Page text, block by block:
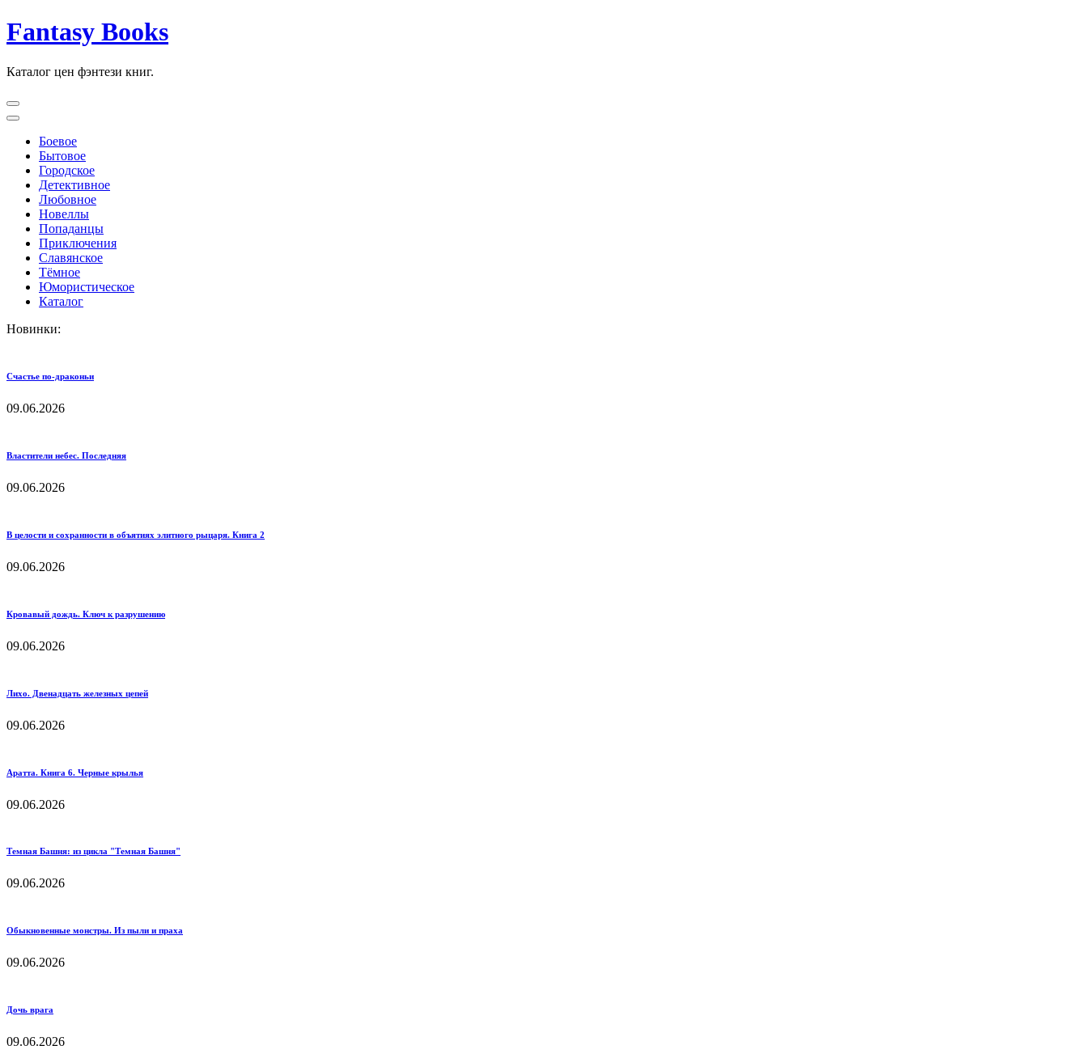
Перейти
к
Fantasy Books
Каталог цен фэнтези книг.
Боевое
Бытовое
Городское
Детективное
Любовное
Новеллы
Попаданцы
Приключения
Славянское
Тёмное
Юмористическое
Каталог
Новинки:
Счастье по-драконьи
09.06.2026
Властители небес. Последняя
09.06.2026
В целости и сохранности в объятиях элитного рыцаря. Книга 2
09.06.2026
Кровавый дождь. Ключ к разрушению
09.06.2026
Лихо. Двенадцать железных цепей
09.06.2026
Аратта. Книга 6. Черные крылья
09.06.2026
Темная Башня: из цикла "Темная Башня"
09.06.2026
Обыкновенные монстры. Из пыли и праха
09.06.2026
Дочь врага
09.06.2026